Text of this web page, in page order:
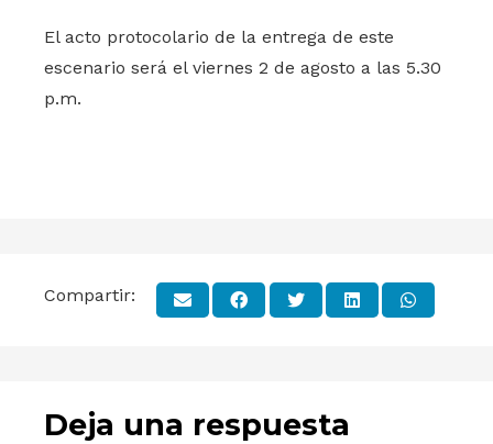
El acto protocolario de la entrega de este
escenario será el viernes 2 de agosto a las 5.30
p.m.
Compartir:
Deja una respuesta